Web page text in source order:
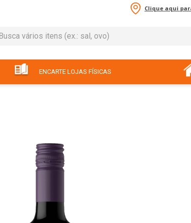
Clique aqui
vários itens (ex.: sal, ovo)
ENCARTE LOJAS FÍSICAS
café
macarrão